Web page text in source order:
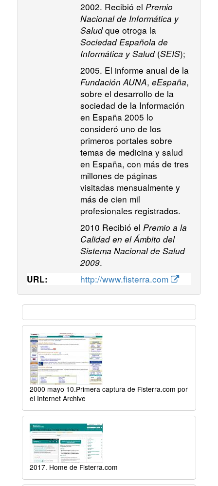
2002. Recibió el Premio
Nacional de Informática y
Saludque otroga la
Sociedad Española de
Informática y Salud(SEIS);
2005. El informe anual de la
Fundación AUNA, eEspaña,
sobre el desarrollo de la
sociedad de la Información
en España 2005 lo
consideró uno de los
primeros portales sobre
temas de medicina y salud
en España, con más de tres
millones de páginas
visitadas mensualmente y
más de cien mil
profesionales registrados.
2010 Recibió el Premio a la
Calidad en el Ámbito del
Sistema Nacional de Salud
2009.
URL: http://www.fisterra.com
2000 mayo 10.Primera captura de Fisterra.com por
el Internet Archive
2017. Home de Fisterra.com